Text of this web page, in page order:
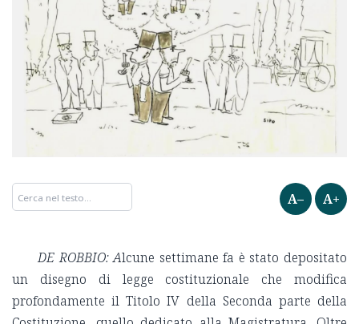
A– A+
DE ROBBIO: Alcune settimane fa è stato depositato
un disegno di legge costituzionale che modifica
profondamente il Titolo IV della Seconda parte della